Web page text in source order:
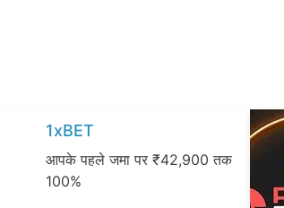
1xBET
आपके पहले जमा पर ₹42,900 तक
100%